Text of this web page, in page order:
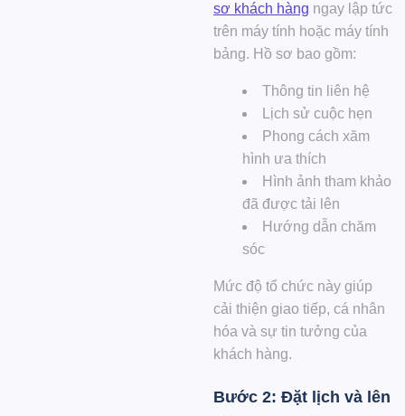
sơ khách hàng ngay lập tức
trên máy tính hoặc máy tính
bảng. Hồ sơ bao gồm:
Thông tin liên hệ
Lịch sử cuộc hẹn
Phong cách xăm
hình ưa thích
Hình ảnh tham khảo
đã được tải lên
Hướng dẫn chăm
sóc
Mức độ tổ chức này giúp
cải thiện giao tiếp, cá nhân
hóa và sự tin tưởng của
khách hàng.
Bước 2: Đặt lịch và lên